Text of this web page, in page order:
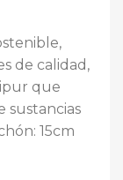
de calidad,
que
sustancias
15cm